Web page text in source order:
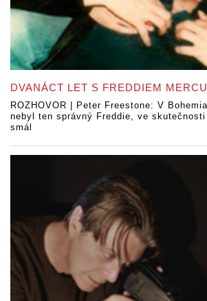
DVANÁCT LET S FREDDIEM
ROZHOVOR | Peter Freestone: V
nebyl ten správný Freddie, ve
smál